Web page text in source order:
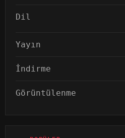
Dil
Yayın
İndirme
Görüntülenme